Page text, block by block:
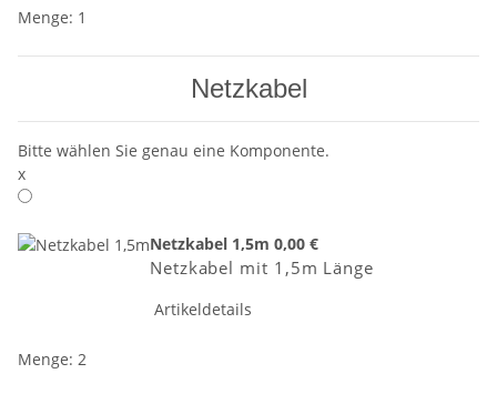
Menge: 1
Netzkabel
Bitte wählen Sie genau eine Komponente.
x
Netzkabel 1,5m 0,00 €
Netzkabel mit 1,5m Länge
Artikeldetails
Menge: 2